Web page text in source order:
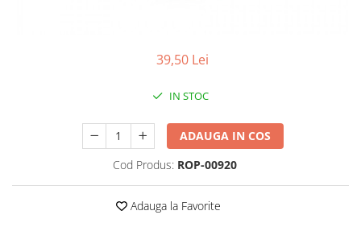
Produse anti-insecte
Protectie solara
Altele-Produse pentru ingrijire si
39,50 Lei
IN STOC
ADAUGA IN COS
Cod Produs: ROP-00920
Adauga la Favorite